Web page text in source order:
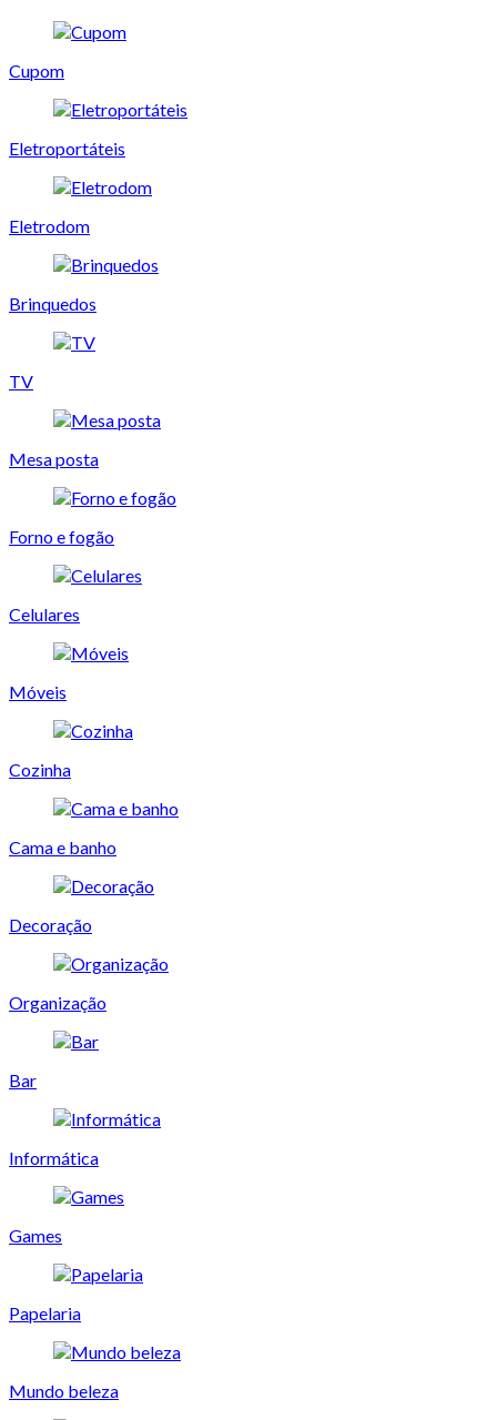
Cupom
Eletroportáteis
Eletrodom
Brinquedos
TV
Mesa posta
Forno e fogão
Celulares
Móveis
Cozinha
Cama e banho
Decoração
Organização
Bar
Informática
Games
Papelaria
Mundo beleza